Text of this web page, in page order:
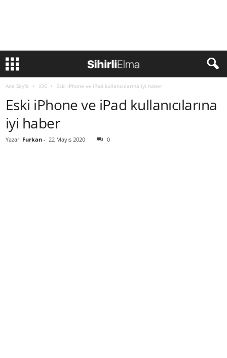
Ana Sayfa iOS Eski iPhone ve iPad kullanıcılarına iyi haber
Eski iPhone ve iPad kullanıcılarına
iyi haber
Yazar: Furkan - 22 Mayıs 2020 0